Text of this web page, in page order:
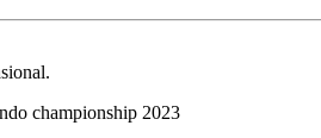
championship 2023